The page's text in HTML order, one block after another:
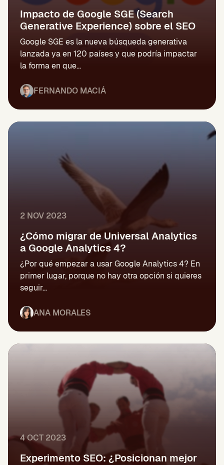
Impacto de Google SGE (Search
Generative Experience) sobre el SEO
Google SGE es la nueva búsqueda generativa
lanzada ya en 120 países y que podría impactar
la forma en que...
FERNANDO MACIÁ
2 NOV 2023
¿Cómo migrar de Universal Analytics
a Google Analytics 4?
¿Por qué empezar a usar Google Analytics 4? En
primer lugar, porque no hay otra opción si quieres
seguir...
ANA MORALES
4 OCT 2023
Experimento SEO: ¿Posicionan mejor